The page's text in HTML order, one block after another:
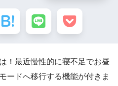
！最近慢性的に寝不足でお昼
ードへ移行する機能が付きま